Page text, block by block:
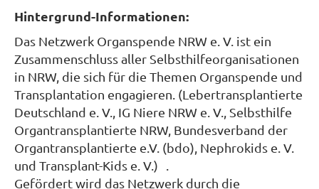
Hintergrund-Informationen:
Das Netzwerk Organspende NRW e. V. ist ein
Zusammenschluss aller Selbsthilfeorganisationen
in NRW, die sich für die Themen Organspende und
Transplantation engagieren. (Lebertransplantierte
Deutschland e. V., IG Niere NRW e. V., Selbsthilfe
Organtransplantierte NRW, Bundesverband der
Organtransplantierte e.V. (bdo), Nephrokids e. V.
und Transplant-Kids e. V.) .
Gefördert wird das Netzwerk durch die